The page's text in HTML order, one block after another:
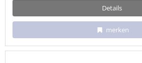
Details
merken